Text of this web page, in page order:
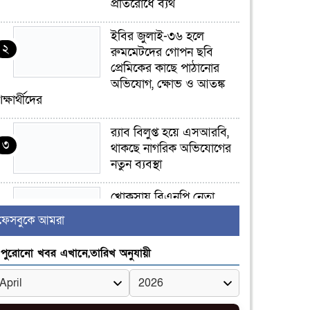
প্রতিরোধে ব্যর্থ
২
ইবির জুলাই-৩৬ হলে
রুমমেটদের গোপন ছবি
প্রেমিকের কাছে পাঠানোর
অভিযোগ, ক্ষোভ ও আতঙ্ক
৩
র‍্যাব বিলুপ্ত হয়ে এসআরবি,
থাকছে নাগরিক অভিযোগের
নতুন ব্যবস্থা
৪
খোকসায় বিএনপি নেতা
৫
সাঈদীর ছবিতে জুতা
নিক্ষেপকারীরা ‘জারজ
সন্তান’: আমির হামজা
আমরা
পুরোনো খবর এখানে,তারিখ অনুযায়ী